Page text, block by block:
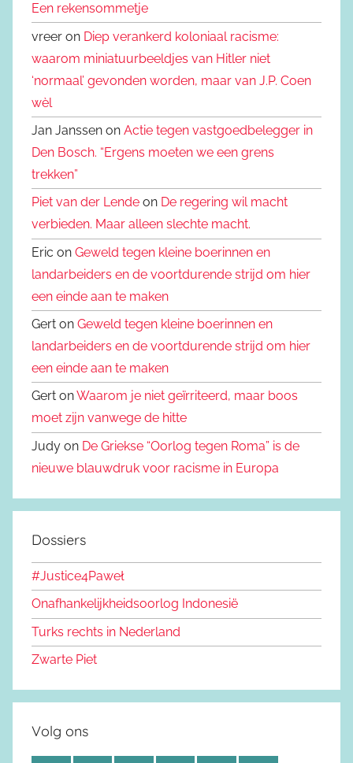
Een rekensommetje
vreer on Diep verankerd koloniaal racisme:
waarom miniatuurbeeldjes van Hitler niet
‘normaal’ gevonden worden, maar van J.P. Coen
wèl
Jan Janssen on Actie tegen vastgoedbelegger in
Den Bosch. “Ergens moeten we een grens
trekken”
Piet van der Lende on De regering wil macht
verbieden. Maar alleen slechte macht.
Eric on Geweld tegen kleine boerinnen en
landarbeiders en de voortdurende strijd om hier
een einde aan te maken
Gert on Geweld tegen kleine boerinnen en
landarbeiders en de voortdurende strijd om hier
een einde aan te maken
Gert onWaarom je niet geïrriteerd, maar boos
moet zijn vanwege de hitte
Judy on De Griekse “Oorlog tegen Roma” is de
nieuwe blauwdruk voor racisme in Europa
Dossiers
#Justice4Paweł
Onafhankelijkheidsoorlog Indonesië
Turks rechts in Nederland
Zwarte Piet
Volg ons